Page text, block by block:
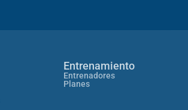
Entrenamiento
Entrenadores
Planes